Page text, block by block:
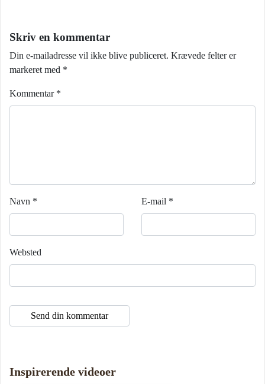
Skriv en kommentar
Din e-mailadresse vil ikke blive publiceret. Krævede felter er
markeret med *
Kommentar *
Navn * E-mail *
Websted
Inspirerende videoer